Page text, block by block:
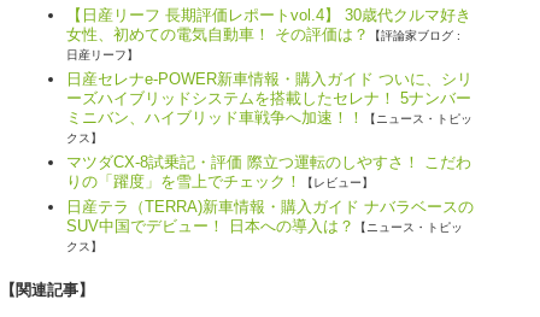
【日産リーフ 長期評価レポートvol.4】 30歳代クルマ好き
女性、初めての電気自動車！ その評価は？
【評論家ブログ :
日産リーフ】
日産セレナe-POWER新車情報・購入ガイド ついに、シリ
ーズハイブリッドシステムを搭載したセレナ！ 5ナンバー
ミニバン、ハイブリッド車戦争へ加速！！
【ニュース・トピッ
クス】
マツダCX-8試乗記・評価 際立つ運転のしやすさ！ こだわ
りの「躍度」を雪上でチェック！
【レビュー】
日産テラ（TERRA)新車情報・購入ガイド ナバラベースの
SUV中国でデビュー！ 日本への導入は？
【ニュース・トピッ
クス】
【関連記事】